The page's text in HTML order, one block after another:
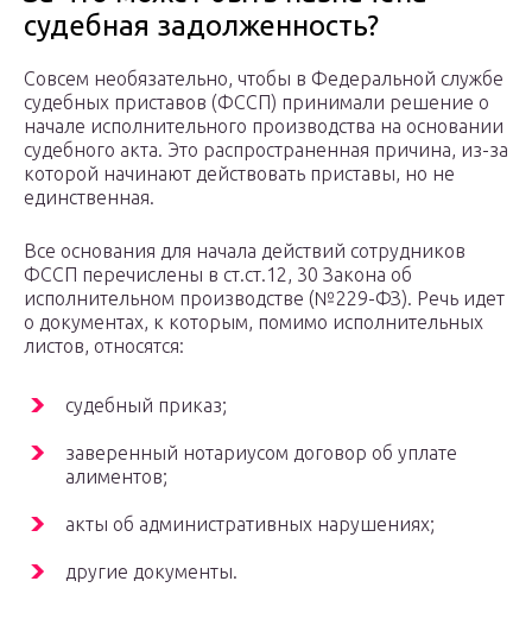
судебная задолженность?
Совсем необязательно, чтобы в Федеральной службе
судебных приставов (ФССП) принимали решение о
начале исполнительного производства на основании
судебного акта. Это распространенная причина, из-за
которой начинают действовать приставы, но не
единственная.
Все основания для начала действий сотрудников
ФССП перечислены в ст.ст.12, 30 Закона об
исполнительном производстве (№229-ФЗ). Речь идет
о документах, к которым, помимо исполнительных
листов, относятся:
судебный приказ;
заверенный нотариусом договор об уплате
алиментов;
акты об административных нарушениях;
другие документы.